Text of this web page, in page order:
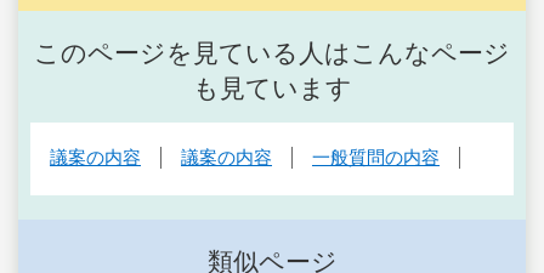
このページを見ている人はこんなページ
も見ています
議案の内容 議案の内容 一般質問の内容
類似ページ